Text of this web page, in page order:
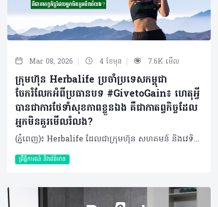
Mar 08, 2026 | 4 ខែមុន | 7.6K មើល
ក្រុមហ៊ុន Herbalife ប្រចាំប្រទេសកម្ពុជា
ចែករំលែកអំពីប្រធានបទ #GivetoGain៖ ហេតុអ្វី
បានជាការថែទាំសុខភាពខ្លួនឯង គឺជាកាតព្វកិច្ចដែល
អ្នកមិនគួរមើលរំលង?
(ភ្នំពេញ)៖ Herbalife ដែលជាក្រុមហ៊ុន សហគមន៍ និងវេទិកាភ្ជាប់ទំនាក់ទំនង លំដាប់ថ្នាក់ពិភពលោក ផ្នែកសុខភាព និងសុខុមាលភាពបានចែករំលែកអំពី មូលហេតុដែលការថែទាំសុខភាពខ្លួនឯង គឺជាកាតព្វកិច្ចដែលអ្នកមិនគួរមើលរំលង។ ខណៈដែលយើងប្រារព្ធទិវានារីអន្តរជាតិឆ្នាំ ២០២៦ ប្រធានបទ #GiveToGain លើកទឹកចិត្តឱ្យមានការផ្លាស់ប្តូរវិជ្ជមានយូរអង្វែង មិនត្រឹមតែសម្រាប់អ្នកដទៃប៉ុណ្ណោះទេ ប៉ុន្តែគឺសម្រាប់ខ្លួនយើងផ្ទាល់ផងដែរ។ នៅក្នុងគ្រួសារជាច្រើននៅតំបន់អាស៊ីប៉ាស៊ីហ្វិក ស្ត្រីតែងតែរ៉ាប់រងតួនាទីជាច្រើនក្នុងពេលតែមួយ ជាអ្នកជំនាញនៅកន្លែងធ្វើការ ជាអ្នកសម្រេចចិត្តចំពោះកិច្ចការនានានៅផ្ទះ ហើយក៏ជាបង្គោលដ៏រឹងមាំផ្នែកស្មារតីសម្រាប់សមាជិកគ្រួសារទាំងមូលផងដែរ។ ការទទួលខុសត្រូវច្រើនទាំងនេះ តែងតែធ្វើឱ្យមានការទទួលទានអាហារមិនដិតដល់ ឬទាំងប្រញាប់ប្រញាល់ គេងមិនបានគ្រប់គ្រាន់ ភាពតានតឹងកើនឡើង ដែលនាំឱ្យសុខភាព និងសុខុមាលភាពធ្លាក់ចុះ ហើយជារឿយៗច្រើនតែត្រូវបានមើលរំលង។ ក្នុងនាមជាសមាជិកនៃក្រុមប្រឹក្សាយោបល់ផ្នែករបបអាហាររបស់ Herbalife ដែលធ្វើការជាមួយប្រទេសក្នុងតំបន់អាស៊ីប៉ាស៊ីហ្វិក មានការពិតមួយដែលខ្ញុំសង្កេតឃើញម្តងហើយម្តងទៀត៖ នៅពេលដែលស្ត្រីចាប់ផ្តើមវិនិយោគលើសុខភាពផ្ទាល់ខ្លួន គ្រួសារ កន្លែងធ្វើការ និងមនុស្សជំនាន់ក្រោយរបស់ពួកគេក៏ទទួលបានផលប្រយោជន៍ផងដែរ។ តាមរយៈការធ្វើការយ៉ាងជិតស្និទ្ធជាមួយស្ត្រីដែលត្រូវរ៉ាប់រងការទទួលខុសត្រូវច្រើន ប្រធានបទ #GiveToGain បានគូសបញ្ជាក់ពីការពិតដ៏សាមញ្ញមួយ៖ ការថែទាំសុខភាពខ្លួនឯង គឺជាមធ្យោបាយដ៏មានប្រសិទ្ធភាពបំផុតមួយ ដើម្បីរក្សាថាមពល និងភាពធន់ដែលចាំបាច់សម្រាប់ទ្រទ្រង់ទាំងការងារ និងគ្រួសារ។ ការផ្តល់ឱ្យរាងកាយ៖ តួនាទីនៃអាហារូបត្ថម្ភ និងជាតិទឹក ស្ត្រីនៅទូទាំងតំបន់ ក៏កំពុងប្រឈមមុខនឹងបញ្ហាអាហារូបត្ថម្ភដែលគួរឱ្យកត់សម្គាល់។ របាយការណ៍នានាបង្ហាញថា អត្រាលើសទម្ងន់ចំពោះមនុស្សពេញវ័យមានការកើនឡើងជាលំដាប់ ខណៈដែលបញ្ហាកុមារក្រិន និងជំងឺស្លេកស្លាំងនៅតែបន្តរីករាលដាលក្នុងចំណោមស្ត្រីក្នុងវ័យបន្តពូជ។ បន្ទុកទ្វេដងនេះប៉ះពាល់ដល់គ្រប់ទិដ្ឋភាពទាំងអស់ចាប់តាំងពីសុខភាពមាតា និងទារក រហូតដល់ថាមពលប្រចាំថ្ងៃ និងភាពរឹងមាំផ្នែកស្មារតី ដែលកាន់តែបញ្ជាក់ពីភាពចាំបាច់សម្រាប់ស្ត្រី ក្នុងការយកចិត្តទុកដាក់ពីសុខភាព និងសុខុមាលភាពរបស់ខ្លួនតាមរយៈការជ្រើសរើសដ៏ត្រឹមត្រូវ និងប្រកបដោយការយល់ដឹង។ អាហារូបត្ថម្ភគឺជាគ្រឹះនៃសុខភាព ដែលជួយទ្រទ្រង់ដល់កម្រិតថាមពល ស្ថិរភាពមេតាប៉ូលីស ប្រព័ន្ធភាពស៊ាំរឹងមាំ និងការឈានចូលវ័យជរាប្រកបដោយសុខភាពល្អពេញមួយជីវិតរបស់ស្ត្រី។ ការសិក្សានានាបានបង្ហាញថា កង្វះមីក្រូសារជាតិ ជាពិសេសជាតិដែក ហ្វូឡាត (folate) និងវីតាមីន B12 គឺជារឿងធម្មតាក្នុងចំណោមស្ត្រីក្នុងវ័យបន្តពូជនៅទូទាំងអាស៊ី បើទោះបីជាពួកគេទទួលបានបរិមាណកាឡូរីគ្រប់គ្រាន់ក៏ដោយ។ ការញ៉ាំទឹកឱ្យបានគ្រប់គ្រាន់ (ប្រហែល ២ លីត្រក្នុងមួយថ្ងៃ) ជួយឱ្យរាងកាយប្រើប្រាស់សារធាតុចិញ្ចឹមបានល្អ និងរក្សាមុខងារប្រចាំថ្ងៃ។ ដើម្បីរក្សាសុខភាពឱ្យបានល្អ ស្ត្រីគួរទម្លាប់យកទឹកតាមខ្លួន ជ្រើសរើសភេសជ្ជៈដែលមានជាតិស្ករទាប និងកម្រិតការញ៉ាំជាតិកាហ្វេអ៊ីនឱ្យបានសមស្រប ដើម្បីកុំឱ្យប៉ះពាល់ដល់តុល្យភាពជាតិទឹកក្នុងរាងកាយ។ ការផ្លាស់ប្តូរអ័រម៉ូន កំណត់តម្រូវការអាហារូបត្ថម្ភ ពេញមួយជីវិតរបស់ស្ត្រី តម្រូវការអាហារូបត្ថម្ភវិវឌ្ឍទៅតាមការផ្លាស់ប្តូរអ័រម៉ូន។ ឧទាហរណ៍៖ ក្នុងអំឡុងពេលមានរដូវ៖ ការបាត់បង់ជាតិដែកជាទៀងទាត់បានបង្កើនតម្រូវការអាហារដែលសម្បូរជាតិដែក ដូចជា សាច់គ្មានខ្លាញ់ សណ្តែកលីងទីល (lentils) សណ្តែកគ្រប់ប្រភេទ បន្លែស្លឹកបៃតង និងគ្រាប់ធញ្ញជាតិដែលបន្ថែមសារធាតុចិញ្ចឹម។ ការទទួលទានអាហារទាំងនេះ រួមជាមួយផ្លែឈើ និងបន្លែដែលសម្បូរវីតាមីន C នឹងជួយបង្កើនប្រសិទ្ធភាពនៃការបឺតស្រូបជាតិដែកចូលទៅក្នុងរាងកាយ។ ដំណាក់កាលអស់រដូវ៖ នាំមកនូវការប្រែប្រួលអ័រម៉ូន និងការផ្លាស់ប្តូរប្រព័ន្ធមេតាប៉ូលីស ដែលបង្កើនហានិភ័យនៃជំងឺសរសៃឈាមបេះដូង។ ដើម្បីទប់ស្កាត់បញ្ហានេះ ស្ត្រីគួរផ្ដោតលើការញ៉ាំបន្លែ ផ្លែឈើ និងអាហារសម្បូរអូមេហ្គា-៣ (ដូចជាត្រី និងគ្រាប់ធញ្ញជាតិ) ដើម្បីរក្សាកម្រិតកូឡេស្តេរ៉ុលឱ្យមានតុល្យភាព បន្ថែមពីនេះការញ៉ាំអាហារដែលមានជាតិសរសៃខ្ពស់ (ដូចជា សណ្តែក ផ្លែប៉ោមជាដើម) នឹងជួយគ្រប់គ្រងជាតិខ្លាញ់ក្នុងឈាម និងជួយឱ្យឆាប់ឆ្អែត ដែលមានប្រយោជន៍ខ្លាំងក្នុងការរក្សារាង និងទម្ងន់។ ចាប់ពីវ័យ ៤០ ឆ្នាំឡើងទៅ៖ ការថយចុះអរម៉ូនអ៊ឹស្ត្រូសែន (estrogen) អាចពន្លឿនការបាត់បង់កម្លាំងសាច់ដុំតាមអាយុ (sarcopenia)។ ការធ្វើសកម្មភាពរាងកាយឱ្យបានគ្រប់គ្រាន់ រួមទាំងការហាត់ប្រាណដែលផ្តោតលើការពង្រឹងកម្លាំង (resistance training) និងការទទួលទានប្រូតេអ៊ីនគ្រប់គ្រាន់ គឺចាំបាច់ណាស់សម្រាប់រក្សាសាច់ដុំ និងកម្លាំង។ ការប្រើប្រាស់អាហារបំប៉នអាចជួយបំពេញចន្លោះខ្វះខាតនៃរបបអាហារ ប៉ុន្តែគួរតែត្រូវបានរៀបចំឡើងឱ្យស្របតាមតម្រូវការបុគ្គល និងណែនាំដោយអ្នកជំនាញ ឬគ្រូបង្វឹកដែលមានការបណ្តុះបណ្តាលត្រឹមត្រូវ។ ទំនាក់ទំនងរវាងភាពតានតឹង ការគេង និងការគ្រប់គ្រងទម្ងន់ ការគេងលក់ស្កប់ស្កល់ ការហាត់ប្រាណ និងការគ្រប់គ្រងស្ត្រេស គឺជាកត្តាដែលមិនអាចខ្វះបានក្នុងការរក្សាទម្ងន់ និងសម្រស់ស្បែក។ ការអនុវត្តទម្លាប់ទាំងនេះឱ្យបានជាប់លាប់ នឹងជួយឱ្យអ័រម៉ូនមានតុល្យភាព ជម្រុញប្រព័ន្ធដុតរំលាយអាហារ និងជួយឱ្យរាងកាយមានសមត្ថភាពជួសជុលកោសិកាដែលខូចខាតឡើងវិញបានយ៉ាងល្អ។ ការហាត់ប្រាណកម្រិតមធ្យម ១៥០ នាទីក្នុងមួយសប្តាហ៍ រួមជាមួយលំហាត់ប្រាណដែលផ្តោតលើការពង្រឹងកម្លាំង ជួយពង្រឹងសរសៃឈាមបេះដូង សាច់ដុំ ឆ្អឹង និងគុណភាពនៃការគេង ដែលជាកត្តាចាំបាច់បំផុតសម្រាប់ស្ត្រីវ័យអស់រដូវ។ បន្ថែមពីនេះ ការគេងឱ្យទៀងពេល និងការកាត់បន្ថយការប្រើទូរស័ព្ទមុនចូលគេង គឺជាគ្រឹះដ៏សំខាន់ក្នុងការទ្រទ្រង់ប្រព័ន្ធដុតរំលាយអាហារ ជួយដល់ការគ្រប់គ្រងទម្ងន់ និងធានាបាននូវវ័យជរាដែលមានសុខភាពល្អ។ របបអាហារត្រឹមត្រូវ (ដូចជាអូមេហ្គា-៣ ញ៉ាំទឹកឱ្យគ្រប់គ្រាន់ និងទៀងពេល) ជួយកាត់បន្ថយស្ត្រេស ធ្វើឱ្យគេងលក់ស្រួល និងរក្សាតុល្យភាពអារម្មណ៍ឱ្យបានល្អ ទោះបីជាត្រូវប្រឈមនឹងសម្ពាធការងារប្រចាំថ្ងៃក៏ដោយ។ ការស្រាវជ្រាវក៏បានរកឃើញដែរថា ការគាំទ្រពីសង្គមជួយឱ្យស្ត្រីមានផ្លូវចិត្តល្អ និងដោះស្រាយបញ្ហាបានពូកែ។ កាលណាស្ត្រីមានសុខភាពល្អ វានឹងជម្រុញឱ្យគ្រួសារ សហគមន៍ និងសេដ្ឋកិច្ចទាំងមូល រីកចម្រើន និងរឹងមាំទៅតាមនោះដែរ។ សរុបសេចក្តីមកវិញ សុខុមាលភាពក្នុងរយៈពេលយូរអង្វែង កើតចេញពីការជ្រើសរើសថែទាំ និងចិញ្ចឹមបីបាច់រាងកាយឱ្យបានទៀងទាត់ជារៀងរាល់ថ្ងៃ ជាជាងការចាំទាល់តែមានរោគសញ្ញាឈឺទើបចាប់ផ្តើមការពារ។ អំពីក្រុមហ៊ុន Herbalife ក្រុមហ៊ុន Herbalife (NYSE: HLF) គឺជាក្រុមហ៊ុនសុខភាព និងសុខុមាលភាពឈានមុខគេ និងជាសហគមន៍ដែលកំពុងផ្លាស់ប្តូរជីវិតរបស់មនុស្សជាមួយនឹងផលិតផលអាហារូបត្ថម្ភដ៏អស្ចារ្យ និងជាឱកាសអាជីវកម្មសម្រាប់សមាជិកឯករាជ្យរបស់ខ្លួនចាប់តាំងពីឆ្នាំ 1980។ ក្រុមហ៊ុនផ្តល់ជូននូវផលិតផលដែលគាំទ្រដោយវិទ្យាសាស្រ្តដល់អ្នកប្រើប្រាស់នៅក្នុងទីផ្សារជាង 90។ តាមរយៈសមាជិកឯករាជ្យដែលផ្តល់ជូននូវការបណ្តុះបណ្តាលមួយទល់មួយ និងផ្តល់ការគាំទ្រសហគមន៍ដោយបំផុសគំនិតឱ្យអតិថិជនប្រកាន់ខ្ជាប់នូវរបៀបរស់នៅដែលមានភាពសកម្ម។
ព្រឹត្តិការណ៍ និងព័ត៌មាន